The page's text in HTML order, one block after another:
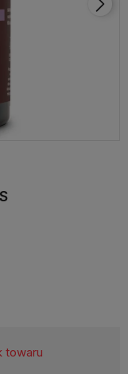
towaru